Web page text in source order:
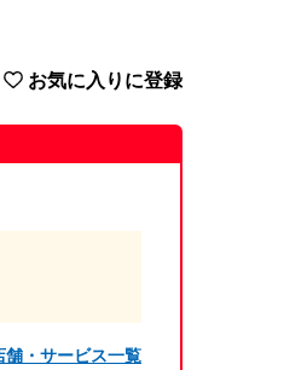
お気に入りに登録
舗・サービス一覧